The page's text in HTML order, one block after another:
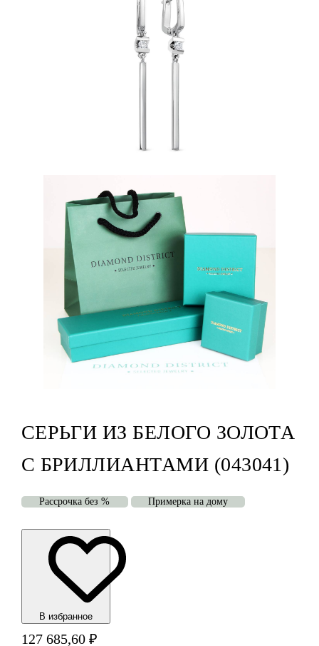
СЕРЬГИ ИЗ БЕЛОГО ЗОЛОТА
С БРИЛЛИАНТАМИ (043041)
Рассрочка без % Примерка на дому
В избранноe
127 685,60 ₽